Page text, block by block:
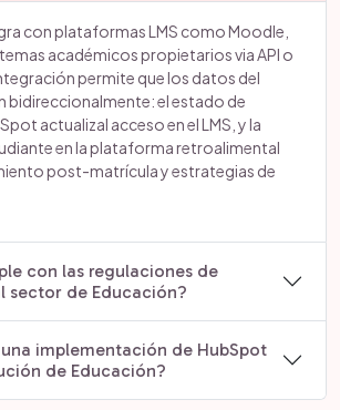
con plataformas LMS como Moodle,
académicos propietarios via API o
permite que los datos del
bidireccionalmente: el estado de
actualizal acceso en el LMS, y la
en la plataforma retroalimental
post-matrícula y estrategias de
con las regulaciones de
sector de Educación?
implementación de HubSpot
de Educación?